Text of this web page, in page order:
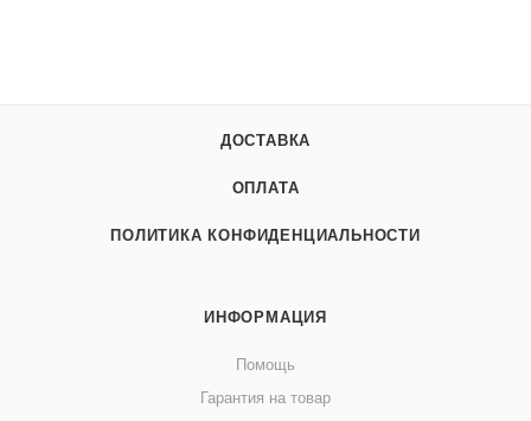
ДОСТАВКА
ОПЛАТА
ПОЛИТИКА КОНФИДЕНЦИАЛЬНОСТИ
ИНФОРМАЦИЯ
Помощь
Гарантия на товар